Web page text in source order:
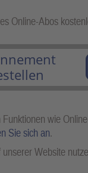
Online-Abos
wie
Sie sich an.
Website